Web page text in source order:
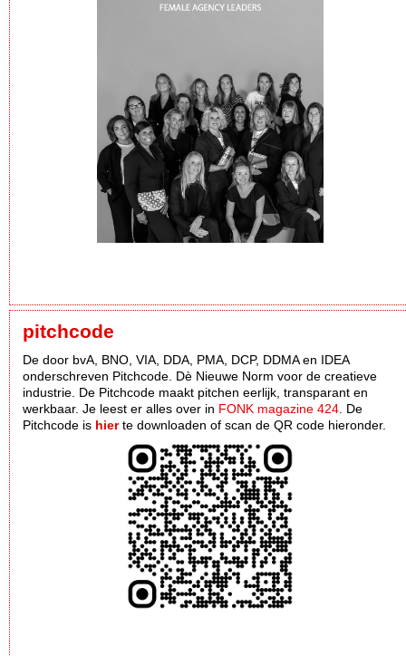
pitchcode
De door bvA, BNO, VIA, DDA, PMA, DCP, DDMA en IDEA
onderschreven Pitchcode. Dè Nieuwe Norm voor de creatieve
industrie. De Pitchcode maakt pitchen eerlijk, transparant en
werkbaar. Je leest er alles over in FONK magazine 424 . De
Pitchcode is hierte downloaden of scan de QR code hieronder.